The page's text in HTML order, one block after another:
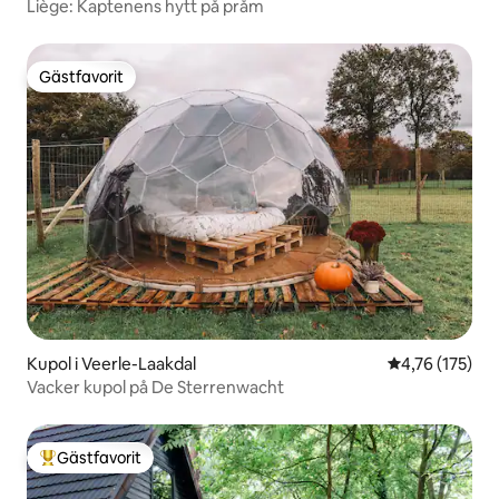
Liège: Kaptenens hytt på pråm
Gästfavorit
Gästfavorit
Kupol i Veerle-Laakdal 4,76 av 5 i
4,76 (175)
Vacker kupol på De Sterrenwacht
Populär gästfavorit
Gästfavorit